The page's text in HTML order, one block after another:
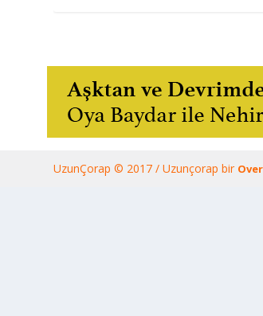
UzunÇorap © 2017 / Uzunçorap bir